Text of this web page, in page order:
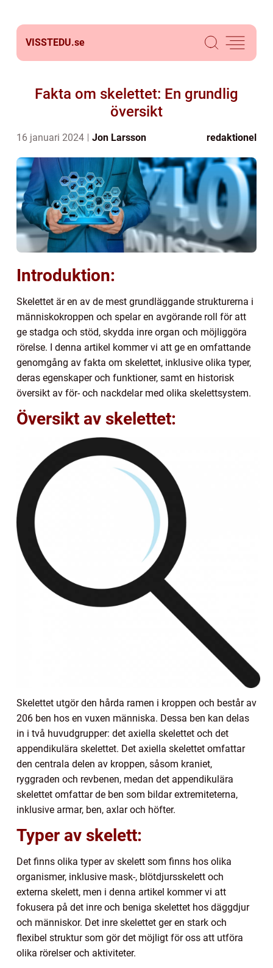
VISSTEDU.se
Fakta om skelettet: En grundlig
översikt
16 januari 2024 Jon Larsson redaktionel
Introduktion:
Skelettet är en av de mest grundläggande strukturerna i
människokroppen och spelar en avgörande roll för att
ge stadga och stöd, skydda inre organ och möjliggöra
rörelse. I denna artikel kommer vi att ge en omfattande
genomgång av fakta om skelettet, inklusive olika typer,
deras egenskaper och funktioner, samt en historisk
översikt av för- och nackdelar med olika skelettsystem.
Översikt av skelettet:
Skelettet utgör den hårda ramen i kroppen och består av
206 ben hos en vuxen människa. Dessa ben kan delas
in i två huvudgrupper: det axiella skelettet och det
appendikulära skelettet. Det axiella skelettet omfattar
den centrala delen av kroppen, såsom kraniet,
ryggraden och revbenen, medan det appendikulära
skelettet omfattar de ben som bildar extremiteterna,
inklusive armar, ben, axlar och höfter.
Typer av skelett:
Det finns olika typer av skelett som finns hos olika
organismer, inklusive mask-, blötdjursskelett och
externa skelett, men i denna artikel kommer vi att
fokusera på det inre och beniga skelettet hos däggdjur
och människor. Det inre skelettet ger en stark och
flexibel struktur som gör det möjligt för oss att utföra
olika rörelser och aktiviteter.